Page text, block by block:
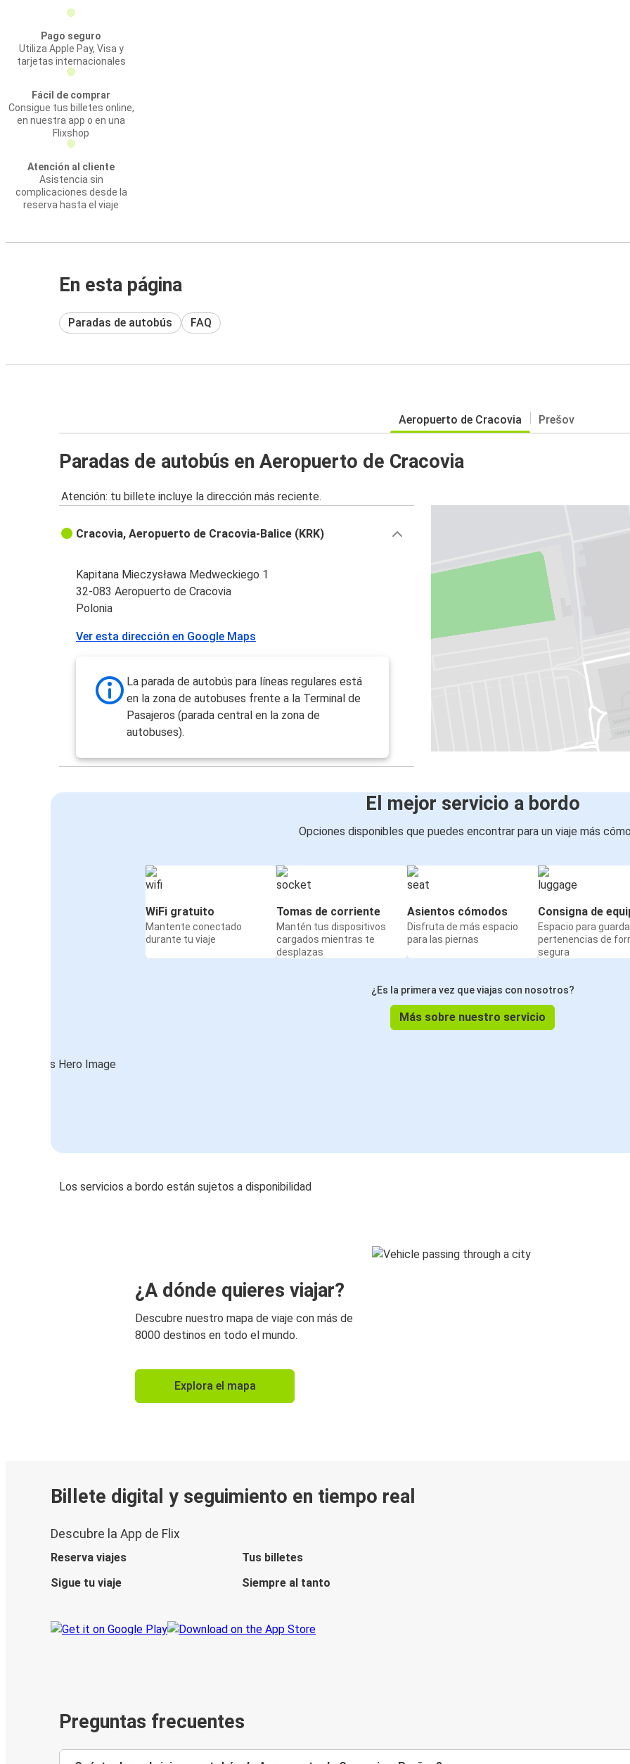
Pago seguro
Utiliza Apple Pay, Visa y
tarjetas internacionales
Fácil de comprar
Consigue tus billetes online,
en nuestra app o en una
Flixshop
Atención al cliente
Asistencia sin
complicaciones desde la
reserva hasta el viaje
En esta página
Paradas de autobús FAQ
Aeropuerto de Cracovia Prešov
Paradas de autobús en Aeropuerto de Cracovia
Atención: tu billete incluye la dirección más reciente.
Cracovia, Aeropuerto de Cracovia-Balice (KRK)
Kapitana Mieczysława Medweckiego 1
32-083 Aeropuerto de Cracovia
Polonia
Ver esta dirección en Google Maps
La parada de autobús para líneas regulares está
en la zona de autobuses frente a la Terminal de
Pasajeros (parada central en la zona de
autobuses).
El mejor servicio a bordo
Opciones disponibles que puedes encontrar para un viaje más
WiFi gratuito
Mantente conectado
durante tu viaje
Tomas de corriente
Mantén tus dispositivos
cargados mientras te
desplazas
Asientos cómodos
Disfruta de más espacio
para las piernas
Consigna de
Espacio para
pertenencias de
segura
¿Es la primera vez que viajas con nosotros?
Más sobre nuestro servicio
Los servicios a bordo están sujetos a disponibilidad
¿A dónde quieres viajar?
Descubre nuestro mapa de viaje con más de
8000 destinos en todo el mundo.
Explora el mapa
Billete digital y seguimiento en tiempo real
Descubre la App de Flix
Reserva viajes
Tus billetes
Sigue tu viaje
Siempre al tanto
Preguntas frecuentes